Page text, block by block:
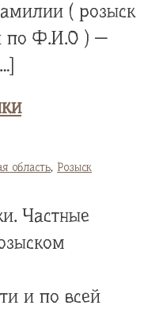
( розыск
по Ф.И.О ) —
область, Розыск
Частные
и по всей